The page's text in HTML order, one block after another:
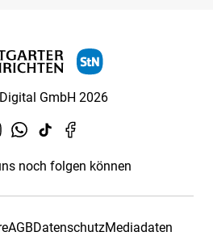
GmbH 2026
noch folgen können
AGBDatenschutzMediadaten